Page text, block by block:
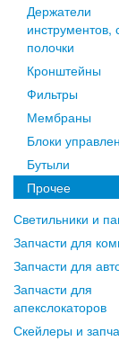
Держатели
инструментов,
полочки
Кронштейны
Фильтры
Мембраны
Блоки
Бутыли
Прочее
Светильники и
Запчасти для
Запчасти для
Запчасти для
апекслокаторов
Скейлеры и